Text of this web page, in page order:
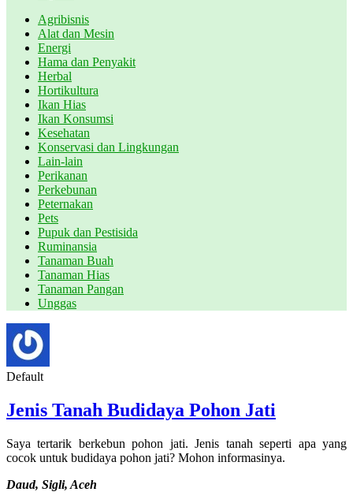
Agribisnis
Alat dan Mesin
Energi
Hama dan Penyakit
Herbal
Hortikultura
Ikan Hias
Ikan Konsumsi
Kesehatan
Konservasi dan Lingkungan
Lain-lain
Perikanan
Perkebunan
Peternakan
Pets
Pupuk dan Pestisida
Ruminansia
Tanaman Buah
Tanaman Hias
Tanaman Pangan
Unggas
Default
Jenis Tanah Budidaya Pohon Jati
Saya tertarik berkebun pohon jati. Jenis tanah seperti apa yang
cocok untuk budidaya pohon jati? Mohon informasinya.
Daud, Sigli, Aceh